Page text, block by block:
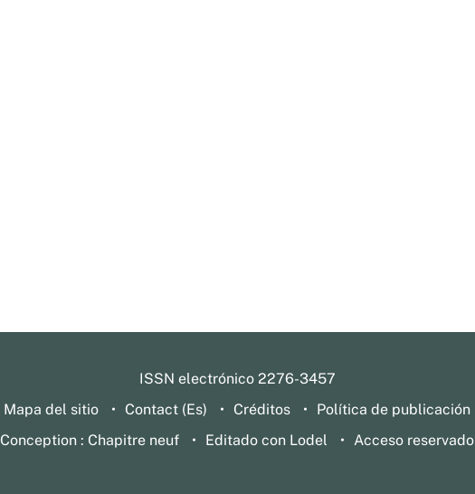
ISSN electrónico 2276-3457
Mapa del sitio
Contact (Es) Créditos
Política de publicación
Conception : Chapitre neuf
Editado con Lodel Acceso reservado